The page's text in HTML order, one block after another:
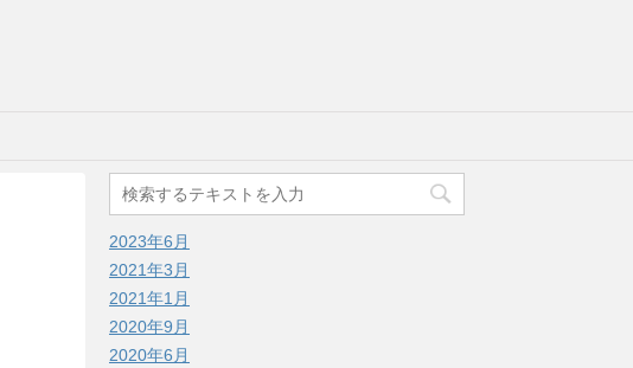
2023年6月
2021年3月
2021年1月
2020年9月
2020年6月